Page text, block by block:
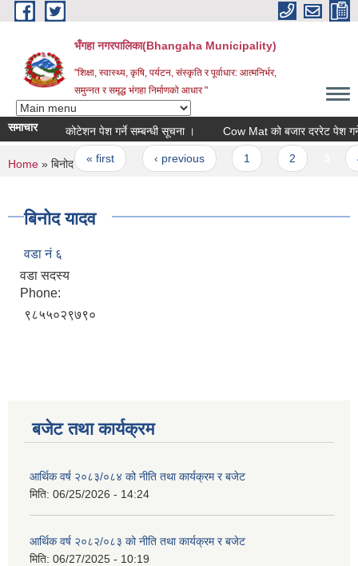
Skip to main content
भँगहा नगरपालिका(Bhangaha Municipality)
"शिक्षा, स्वास्थ्य, कृषि, पर्यटन, संस्कृति र पूर्वाधार: आत्मनिर्भर,
समुन्नत र समृद्ध भंगहा निर्माणको आधार "
समाचार कोटेशन पेश गर्ने सम्बन्धी सूचना । Cow Mat को बजार दररेट पेश गर्ने
Pages
« first ‹ previous
You are here
Home » बिनोद यादव
बिनोद यादव
वडा नं ६
वडा सदस्य
Phone:
९८५५०२९७९०
बजेट तथा कार्यक्रम
आर्थिक वर्ष २०८३/०८४ को नीति तथा कार्यक्रम र बजेट
मिति: 06/25/2026 - 14:24
आर्थिक वर्ष २०८२/०८३ को नीति तथा कार्यक्रम र बजेट
मिति: 06/27/2025 - 10:19